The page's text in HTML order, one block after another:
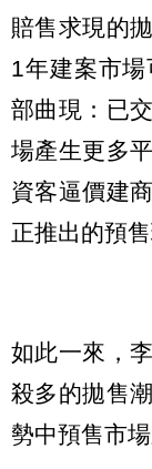
賠售求現的
1年建案市
部曲現：已
場產生更多
資客逼價建
正推出的預售
如此一來，
殺多的拋售
勢中預售市